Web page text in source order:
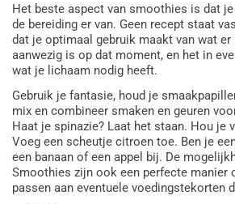
Het beste aspect van smoothies is dat
de bereiding er van. Geen recept staat
dat je optimaal gebruik maakt van wat er
aanwezig is op dat moment, en het in
wat je lichaam nodig heeft.
Gebruik je fantasie, houd je
mix en combineer smaken en geuren
Haat je spinazie? Laat het staan. Hou je
Voeg een scheutje citroen toe. Ben je
een banaan of een appel bij. De
Smoothies zijn ook een perfecte manier
passen aan eventuele voedingstekorten